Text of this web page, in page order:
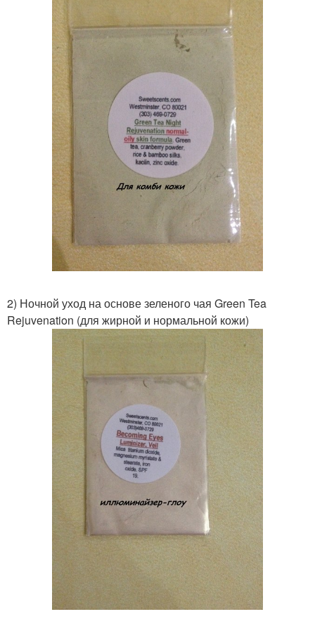
2) Ночной уход на основе зеленого чая Green Tea
Rejuvenation (для жирной и нормальной кожи)